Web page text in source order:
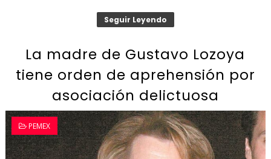
Seguir Leyendo
La madre de Gustavo Lozoya
tiene orden de aprehensión por
asociación delictuosa
PEMEX